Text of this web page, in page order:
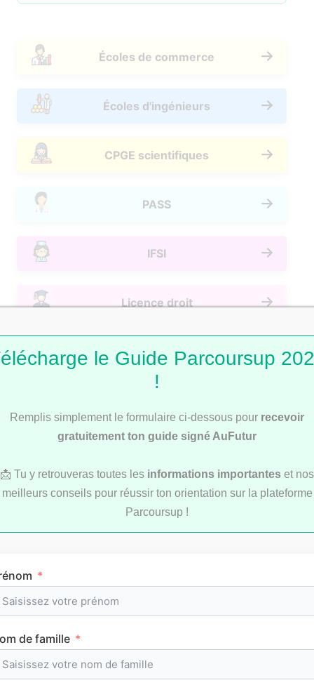
Écoles de commerce
Écoles d'ingénieurs
CPGE scientifiques
PASS
IFSI
Licence droit
BUT GEA
Licence psychologie
Tous les classements
le Guide Parcoursup
!
Remplis simplement le formulaire ci-dessous pour recevoir
gratuitement ton guide signé AuFutur
📩 Tu y retrouveras toutes les informations importantes et nos
meilleurs conseils pour réussir ton orientation sur la plateforme
Parcoursup !
de famille